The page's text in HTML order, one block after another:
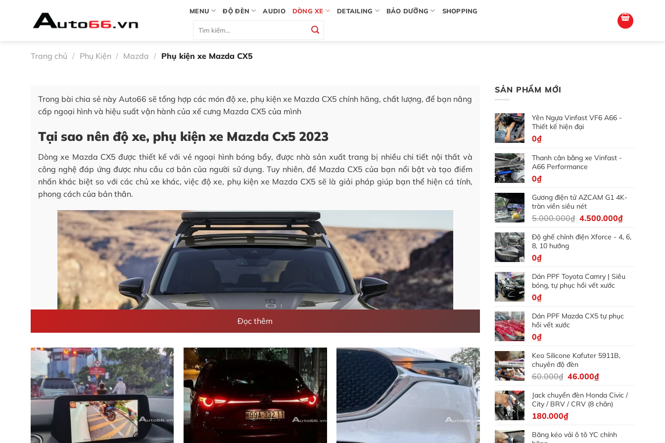
MENU ĐỘ ĐÈN AUDIO DÒNG XE DETAILING BẢO DƯỠNG SHOPPING
kiếm:
Trang chủ / Phụ Kiện / Mazda / Phụ kiện xe Mazda CX5
Trong bài chia sẻ này Auto66 sẽ tổng hợp các món độ xe, phụ kiện xe Mazda CX5 chính hãng, chất lượng, để bạn nâng
cấp ngoại hình và hiệu suất vận hành của xế cưng Mazda CX5 của mình
Tại sao nên độ xe, phụ kiện xe Mazda Cx5 2023
Dòng xe Mazda CX5 được thiết kế với vẻ ngoại hình bóng bẩy, được nhà sản xuất trang bị nhiều chi tiết nội thất và
công nghệ đáp ứng được nhu cầu cơ bản của người sử dụng. Tuy nhiên, để Mazda CX5 của bạn nổi bật và tạo điểm
nhấn khác biệt so với các chủ xe khác, việc độ xe, phụ kiện xe Mazda CX5 sẽ là giải pháp giúp bạn thể hiện cá tính,
phong cách của bản thân.
Đọc thêm
SẢN PHẨM MỚI
Yên Ngựa Vinfast VF6 A66 -
Thiết kế hiện đại
0₫
Thanh cân bằng xe Vinfast -
A66 Performance
0₫
Gương điện tử AZCAM G1 4K-
tràn viền siêu nét
5.000.000₫ Giá
là:
4.500.000₫Giá
tại
Độ ghế chỉnh điện Xforce - 4, 6,
8, 10 hướng
0₫
Dán PPF Toyota Camry | Siêu
bóng, tự phục hồi vết xước
0₫
Dán PPF Mazda CX5 tự phục
hồi vết xước
0₫
Keo Silicone Kafuter 5911B,
chuyên độ đèn
60.000₫ Giá
là:
60.000₫.
46.000₫Giá
tại
là:
Jack chuyển đèn Honda Civic /
City / BRV / CRV (8 chân)
180.000₫
Băng kéo vải ô tô YC chính